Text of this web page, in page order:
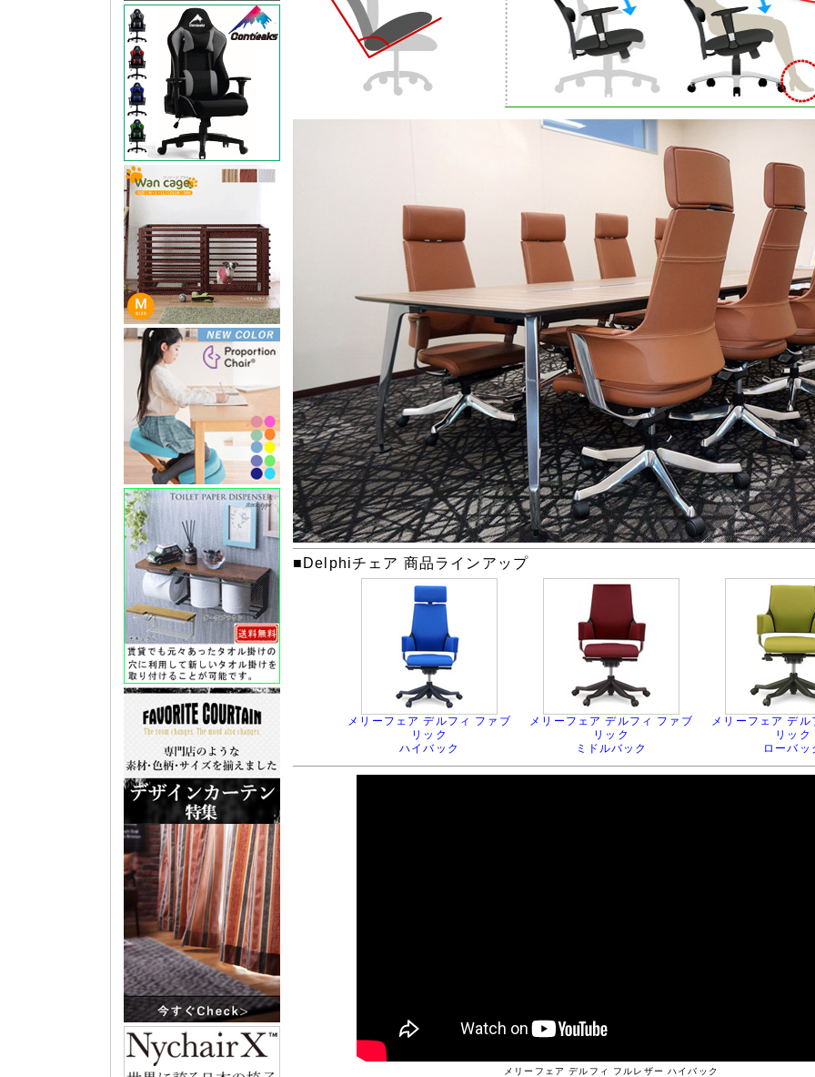
■Delphiチェア 商品ラインアップ
メリーフェア デルフィ ファブ
リック
ハイバック
メリーフェア デルフィ ファブ
リック
ミドルバック
メリーフェア デ
リック
ローバッ
メリーフェア デルフィ フルレザー ハイバック